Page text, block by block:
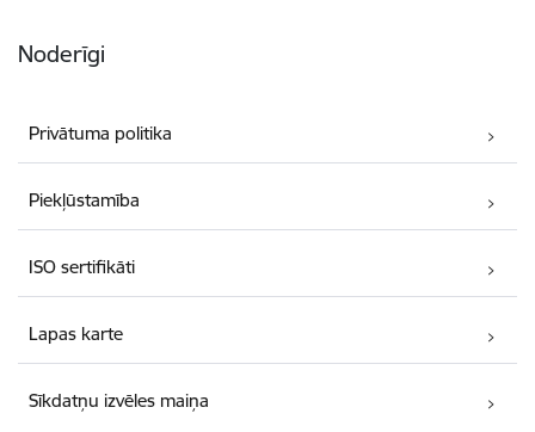
Noderīgi
Privātuma politika
Piekļūstamība
ISO sertifikāti
Lapas karte
Sīkdatņu izvēles maiņa